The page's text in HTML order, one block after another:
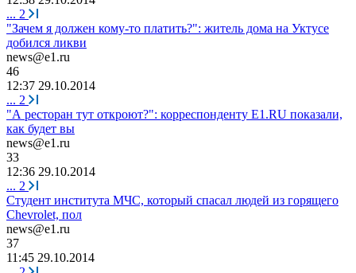
... 2
"Зачем я должен кому-то платить?": житель дома на Уктусе
добился ликви
news@e1.ru
46
12:37 29.10.2014
... 2
"А ресторан тут откроют?": корреспонденту E1.RU показали,
как будет вы
news@e1.ru
33
12:36 29.10.2014
... 2
Студент института МЧС, который спасал людей из горящего
Chevrolet, пол
news@e1.ru
37
11:45 29.10.2014